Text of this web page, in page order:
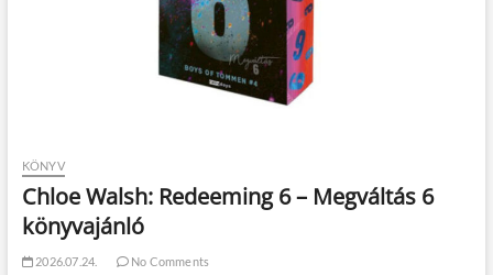
KÖNYV
Chloe Walsh: Redeeming 6 – Megváltás 6
könyvajánló
2026.07.24. No Comments